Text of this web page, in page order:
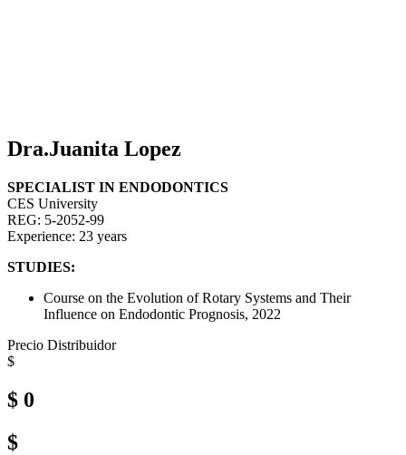
Dra.Juanita Lopez
SPECIALIST IN ENDODONTICS
CES University
REG: 5-2052-99
Experience: 23 years
STUDIES:
Course on the Evolution of Rotary Systems and Their
Influence on Endodontic Prognosis, 2022
Precio Distribuidor
$
$ 0
$